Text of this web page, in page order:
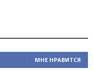
МНЕ НРАВИТСЯ